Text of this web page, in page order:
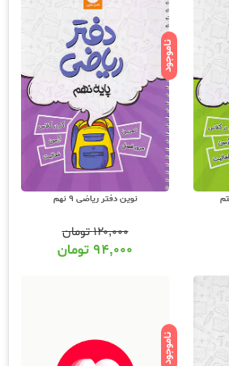
ناموجود
نوین دفتر ریاضی 9 نهم
۱۲۰,۰۰۰تومان
۹۴,۰۰۰ تومان
ناموجود